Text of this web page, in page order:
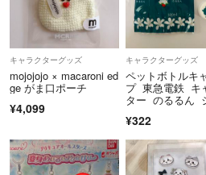
キャラクターグッズ
mojojojo × macaroni ed
ge がま口ポーチ
¥4,099
キャラクターグッズ
ペットボトルキ
プ 東急電鉄 キ
ター のるるん
¥322